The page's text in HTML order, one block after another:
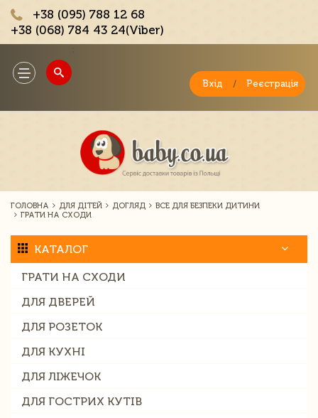
+38 (095) 788 12 68
+38 (068) 784 43 24(Viber)
Toggle
navigation
Вхід / Реєстрація
ГОЛОВНА ДЛЯ ДІТЕЙ ДОГЛЯД
ВСЕ ДЛЯ БЕЗПЕКИ ДИТИНИ
ГРАТИ НА СХОДИ
КАТАЛОГ
ГРАТИ НА СХОДИ
ДЛЯ ДВЕРЕЙ
ДЛЯ РОЗЕТОК
ДЛЯ КУХНІ
ДЛЯ ЛІЖЕЧОК
ДЛЯ ГОСТРИХ КУТІВ